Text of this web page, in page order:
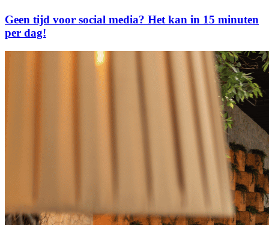
Geen tijd voor social media? Het kan in 15 minuten
per dag!